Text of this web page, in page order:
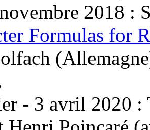
2018 :
Formulas for
- 3 avril 2020 :